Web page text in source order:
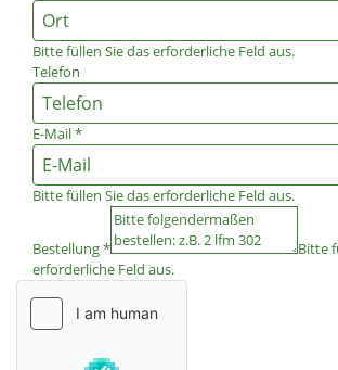
Bitte füllen Sie das erforderliche Feld aus.
Telefon
E-Mail*
Bitte füllen Sie das erforderliche Feld aus.
Bestellung*
Bitte
erforderliche Feld aus.